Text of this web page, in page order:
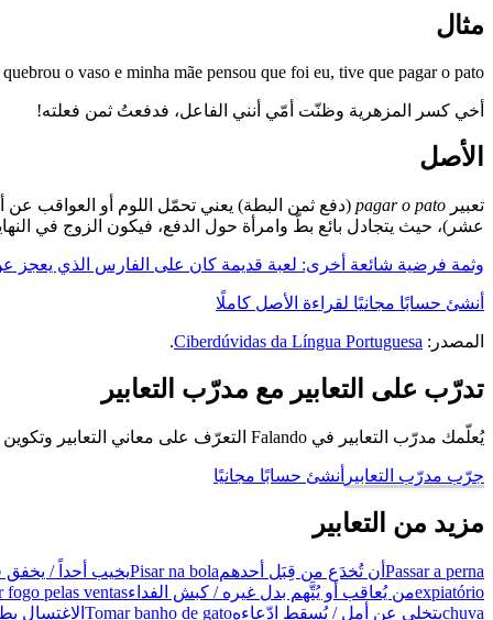
مثال
o vaso e minha mãe pensou que foi eu, tive que pagar o pato!
أخي كسر المزهرية وظنّت أمّي أنني الفاعل، فدفعتُ ثمن فعلته!
الأصل
تعبير pagar o pato (دفع ثمن البطة) يعني تحمّل اللوم أو العواقب عن
عشر)، حيث يتجادل بائع بطّ وامرأة حول الدفع، فيكون الزوج في
وثمة فرضية شائعة أخرى: لعبة قديمة كان على الفارس الذي يعجز
أنشئ حسابًا مجانيًا لقراءة الأصل كاملًا
المصدر: Ciberdúvidas da Língua Portuguesa
.
تدرّب على التعابير مع مدرّب التعابير
يُعلّمك مدرّب التعابير في Falando التعرّف على معاني التعابير وتكوين جُمل باستخدامها، كي تتحدّث كبرازيلي.
جرّب مدرّب التعابير أنشئ حسابًا مجانيًا
مزيد من التعابير
Passar a perna أن تُخدَع من قِبَل أحدهمPisar na bolaيخيب أحداً /
expiatórioمن يُعاقب أو يُتَّهم بدل غيره / كبش الفداءfogo pelas ventas
chuvaيتخلى عن أمل / يُسقط ادّعاءهTomar banho de gato الاغتسال